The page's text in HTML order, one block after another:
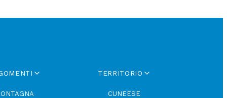
TERRITORIO
CUNEESE